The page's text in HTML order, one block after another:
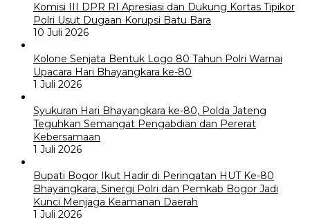
Komisi III DPR RI Apresiasi dan Dukung Kortas Tipikor
Polri Usut Dugaan Korupsi Batu Bara
10 Juli 2026
Kolone Senjata Bentuk Logo 80 Tahun Polri Warnai
Upacara Hari Bhayangkara ke-80
1 Juli 2026
Syukuran Hari Bhayangkara ke-80, Polda Jateng
Teguhkan Semangat Pengabdian dan Pererat
Kebersamaan
1 Juli 2026
Bupati Bogor Ikut Hadir di Peringatan HUT Ke-80
Bhayangkara, Sinergi Polri dan Pemkab Bogor Jadi
Kunci Menjaga Keamanan Daerah
1 Juli 2026